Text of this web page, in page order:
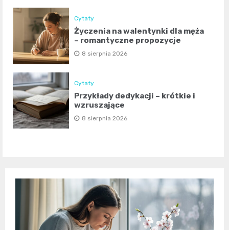
Cytaty
Życzenia na walentynki dla męża
– romantyczne propozycje
8 sierpnia 2026
Cytaty
Przykłady dedykacji – krótkie i
wzruszające
8 sierpnia 2026